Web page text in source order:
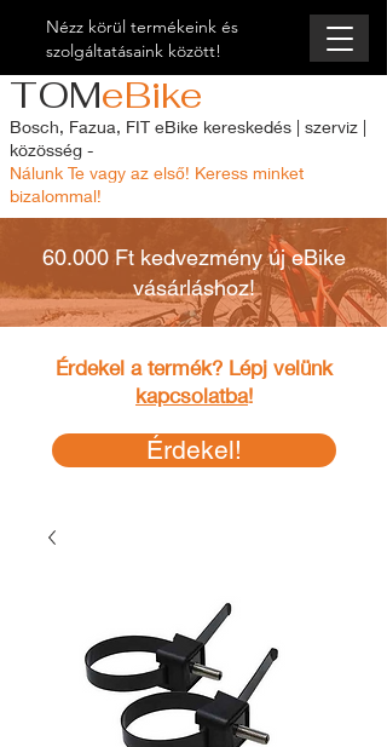
Nézz körül termékeink és
szolgáltatásaink között!
TOMeBike
Bosch, Fazua, FIT eBike kereskedés | szerviz |
közösség -
Nálunk Te vagy az első! Keress minket
bizalommal!
60.000 Ft kedvezmény új eBike
vásárláshoz!
Érdekel a termék? Lépj velünk
kapcsolatba!
Érdekel!